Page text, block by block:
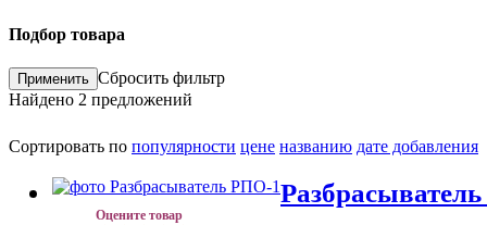
Подбор товара
Сбросить фильтр
Найдено 2 предложений
Сортировать по популярности цене названию дате добавления
Оцените товар